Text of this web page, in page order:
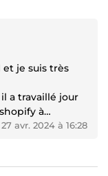
je suis très
a travaillé jour
à
en temps et
27 avr. 2024 à 16:28